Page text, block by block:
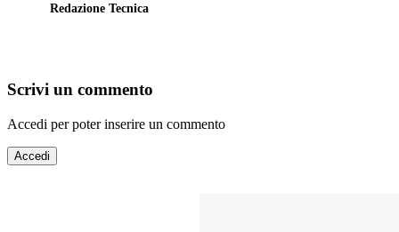
Redazione Tecnica
Scrivi un commento
Accedi per poter inserire un commento
Accedi